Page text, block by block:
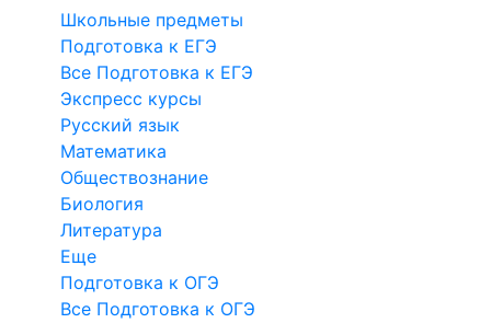
Школьные предметы
Подготовка к ЕГЭ
Все Подготовка к ЕГЭ
Экспресс курсы
Русский язык
Математика
Обществознание
Биология
Литература
Еще
Подготовка к ОГЭ
Все Подготовка к ОГЭ